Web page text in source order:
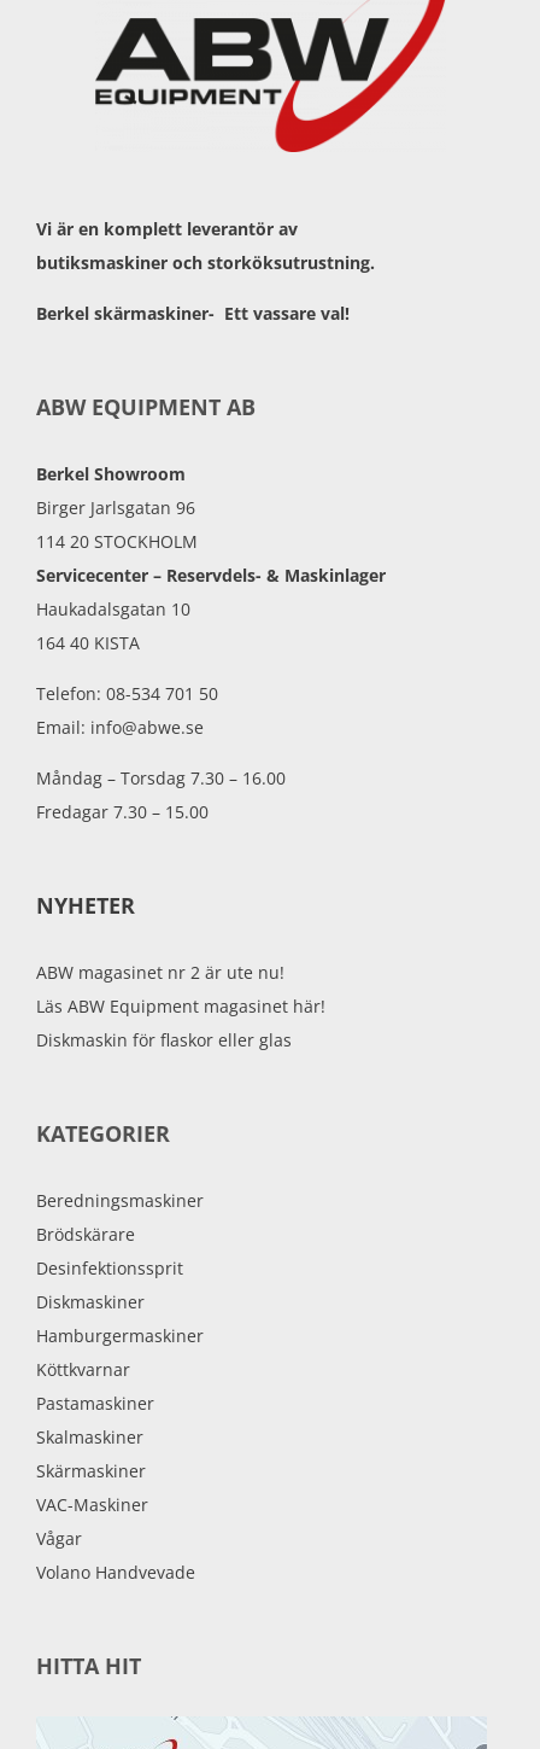
Vi är en komplett leverantör av
butiksmaskiner och storköksutrustning.
Berkel skärmaskiner- Ett vassare val!
ABW EQUIPMENT AB
Berkel Showroom
Birger Jarlsgatan 96
114 20 STOCKHOLM
Servicecenter – Reservdels- & Maskinlager
Haukadalsgatan 10
164 40 KISTA
Telefon: 08-534 701 50
Email: info@abwe.se
Måndag – Torsdag 7.30 – 16.00
Fredagar 7.30 – 15.00
NYHETER
ABW magasinet nr 2 är ute nu!
Läs ABW Equipment magasinet här!
Diskmaskin för flaskor eller glas
KATEGORIER
Beredningsmaskiner
Brödskärare
Desinfektionssprit
Diskmaskiner
Hamburgermaskiner
Köttkvarnar
Pastamaskiner
Skalmaskiner
Skärmaskiner
VAC-Maskiner
Vågar
Volano Handvevade
HITTA HIT